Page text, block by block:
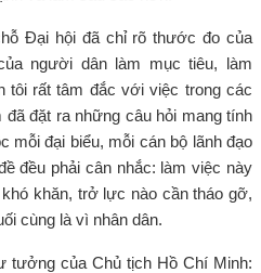
Đại hội đã chỉ rõ thước đo của
người dân làm mục tiêu, làm
tôi rất tâm đắc với việc trong các
đặt ra những câu hỏi mang tính
mỗi đại biểu, mỗi cán bộ lãnh đạo
đều phải cân nhắc: làm việc này
khăn, trở lực nào cần tháo gỡ,
cùng là vì nhân dân.
tưởng của Chủ tịch Hồ Chí Minh: